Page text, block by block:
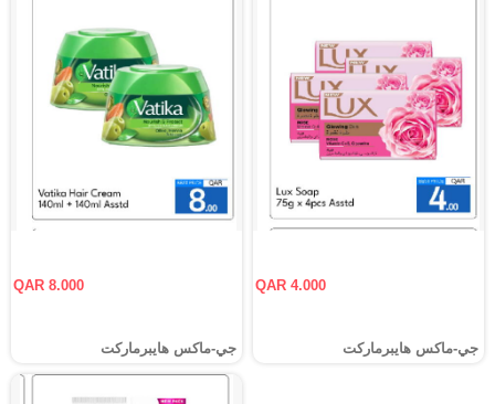
QAR 4.000
جي-ماكس هايبرماركت
QAR 8.000
جي-ماكس هايبرماركت